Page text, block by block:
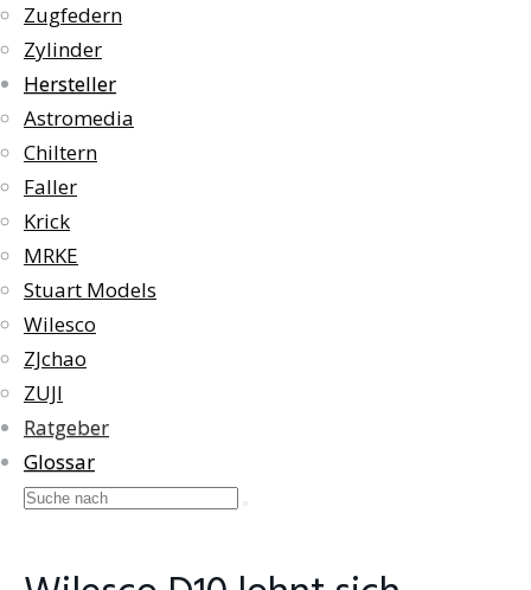
Zugfedern
Zylinder
Hersteller
Astromedia
Chiltern
Faller
Krick
MRKE
Stuart Models
Wilesco
ZJchao
ZUJI
Ratgeber
Glossar